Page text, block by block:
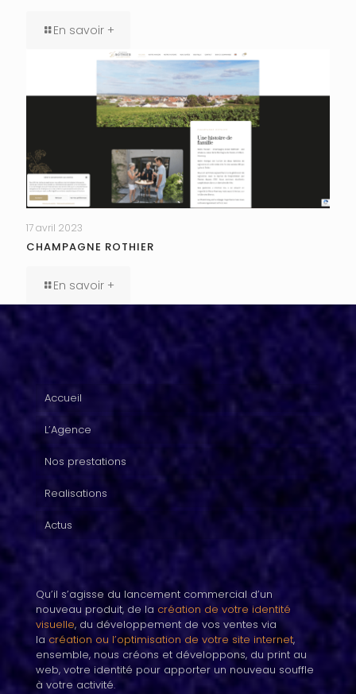
En savoir +
17 avril 2023
CHAMPAGNE ROTHIER
En savoir +
Accueil
L’Agence
Nos prestations
Realisations
Actus
Qu’il s’agisse du lancement commercial d’un
nouveau produit, de la création de votre identité
visuelle, du développement de vos ventes via
la création ou l’optimisation de votre site internet,
ensemble, nous créons et développons, du print au
web, votre identité pour apporter un nouveau souffle
à votre activité.